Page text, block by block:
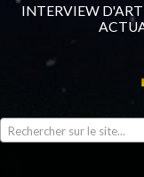
INTERVIEW
Rechercher sur le site...